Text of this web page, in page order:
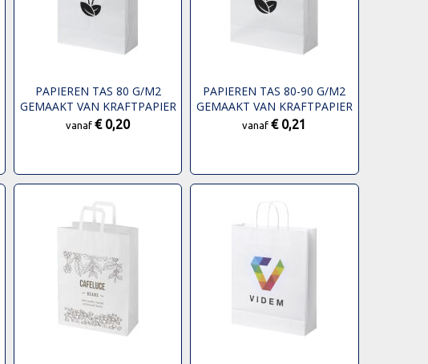
PAPIEREN TAS 80 G/M2
GEMAAKT VAN KRAFTPAPIER
MET GEDRAAIDE
vanaf€ 0,20
PAPIEREN TAS 80-90 G/M2
GEMAAKT VAN KRAFTPAPIER
MET PLATTE HANDGREPEN -
vanaf€ 0,21